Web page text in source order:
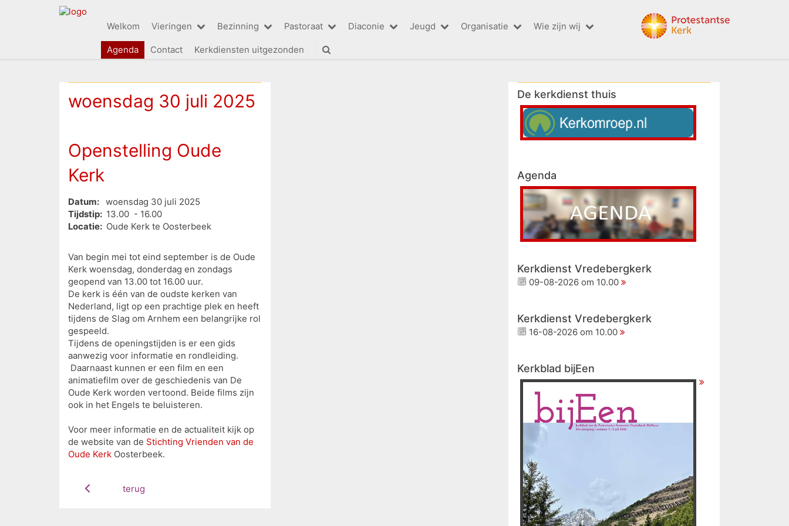
Welkom Vieringen Bezinning Pastoraat Diaconie Jeugd Organisatie Wie zijn wij
Agenda Contact Kerkdiensten uitgezonden
woensdag 30 juli 2025
Openstelling Oude
Kerk
Datum:
woensdag 30 juli 2025
Tijdstip: 13.00 - 16.00
Locatie: Oude Kerk te Oosterbeek
Van begin mei tot eind september is de Oude
Kerk woensdag, donderdag en zondags
geopend van 13.00 tot 16.00 uur.
De kerk is één van de oudste kerken van
Nederland, ligt op een prachtige plek en heeft
tijdens de Slag om Arnhem een belangrijke rol
gespeeld.
Tijdens de openingstijden is er een gids
aanwezig voor informatie en rondleiding.
Daarnaast kunnen er een film en een
animatiefilm over de geschiedenis van De
Oude Kerk worden vertoond. Beide films zijn
ook in het Engels te beluisteren.
Voor meer informatie en de actualiteit kijk op
de website van de Stichting Vrienden van de
Oude Kerk Oosterbeek.
terug
De kerkdienst thuis
Agenda
Kerkdienst Vredebergkerk
09-08-2026 om 10.00
Kerkdienst Vredebergkerk
16-08-2026 om 10.00
Kerkblad bijEen